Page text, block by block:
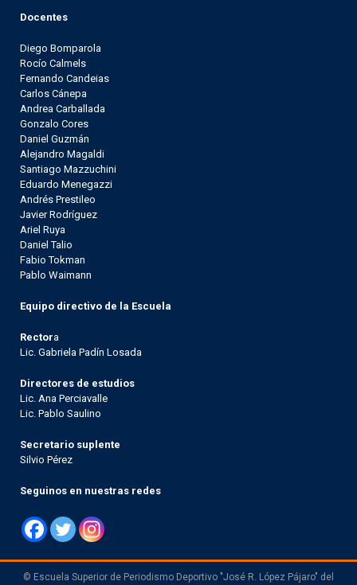
Docentes
Diego Bomparola
Rocío Calmels
Fernando Candeias
Carlos Cánepa
Andrea Carballada
Gonzalo Cores
Daniel Guzmán
Alejandro Magaldi
Santiago Mazzuchini
Eduardo Menegazzi
Andrés Prestileo
Javier Rodríguez
Ariel Ruya
Daniel Talio
Fabio Tokman
Pablo Waimann
Equipo directivo de la Escuela
Rectora
Lic. Gabriela Padín Losada
Directores de estudios
Lic. Ana Perciavalle
Lic. Pablo Saulino
Secretario suplente
Silvio Pérez
Seguinos en nuestras redes
© Escuela Superior de Periodismo Deportivo "José R. López Pájaro" del